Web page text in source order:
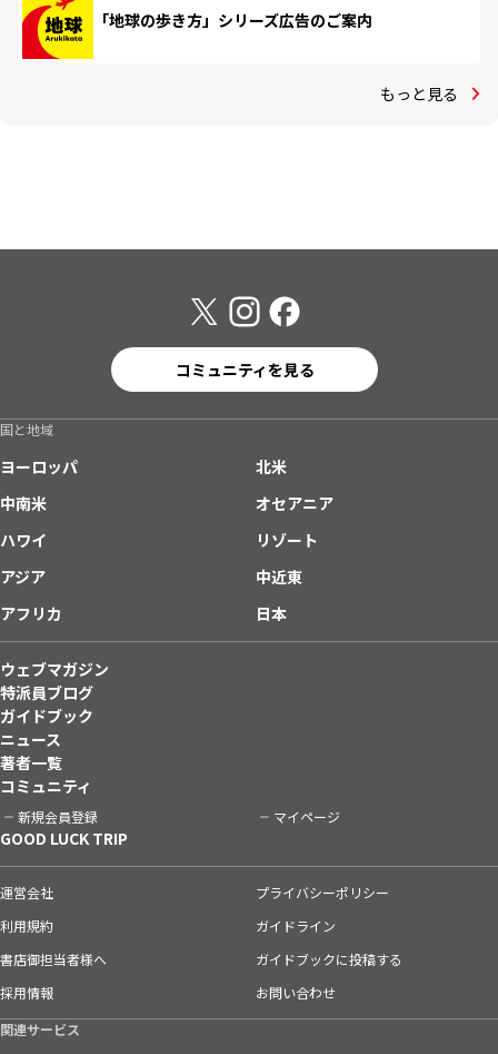
「地球の歩き方」シリーズ広告のご案内
もっと見る
コミュニティを見る
国と地域
ヨーロッパ
北米
中南米
オセアニア
ハワイ
リゾート
アジア
中近東
アフリカ
日本
ウェブマガジン
特派員ブログ
ガイドブック
ニュース
著者一覧
コミュニティ
新規会員登録 マイページ
GOOD LUCK TRIP
運営会社
プライバシーポリシー
利用規約
ガイドライン
書店御担当者様へ
ガイドブックに投稿する
採用情報
お問い合わせ
関連サービス